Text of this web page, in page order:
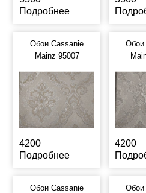
Подробнее
Обои Cassanie
Mainz 95007
4200
Подробнее
Обои
4200
Обои Cassanie
Обои